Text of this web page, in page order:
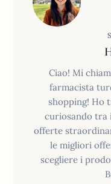
Ciao! Mi
farmacista
shopping! Ho
curiosando tra
offerte
le migliori
scegliere i